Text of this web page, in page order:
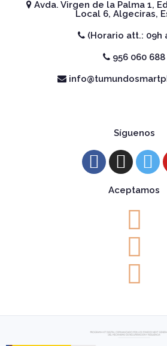
Avda. Virgen de la Palma 1,
Local 6, Algeciras,
(Horario att.: 09h
956 060 688
Síguenos
Aceptamos